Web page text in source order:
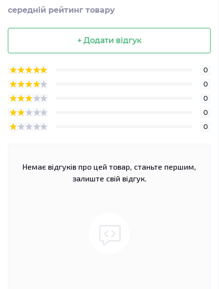
середній рейтинг товару
+ Додати відгук
0
0
0
0
0
Немає відгуків про цей товар, станьте першим,
залиште свій відгук.